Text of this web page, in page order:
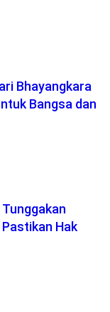
Bhayangkara
Bangsa dan
Hak